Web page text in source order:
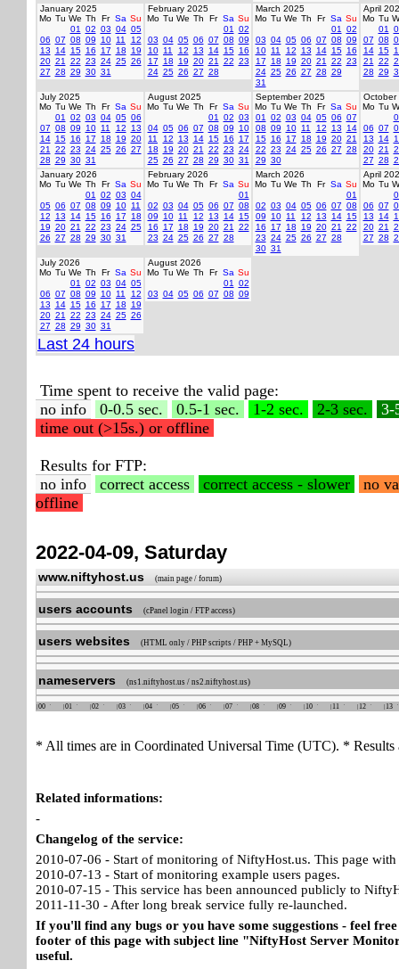
January 2025
Mo Tu We Th Fr Sa Su
01
02 03 04 05
06 07 08 09 10 11
12
13
14 15 16 17 18
19
20 21 22 23 24 25 26
27 28 29 30 31
February 2025
Mo Tu We Th Fr Sa Su
01
02
03 04 05 06 07 08 09
10 11 12 13 14 15 16
17
18 19 20 21 22 23
24 25 26 27 28
March 2025
Mo Tu We Th Fr Sa Su
01
02
03 04 05 06 07 08 09
10 11 12 13 14 15 16
17
18 19 20 21 22 23
24 25 26 27 28 29
31
April
Mo Tu
01
07 08
14 15
21
22
28 29
July 2025
Mo Tu We Th Fr Sa Su
01
02 03 04 05 06
07 08 09 10 11 12
13
14 15 16 17 18 19 20
21
22 23 24 25 26 27
28 29 30 31
August 2025
Mo Tu We Th Fr Sa Su
01
02 03
04 05 06 07 08 09
10
11
12 13 14 15 16
17
18
19 20 21 22 23 24
25 26 27 28 29 30 31
September 2025
Mo Tu We Th Fr Sa Su
01
02 03 04 05 06 07
08 09 10 11 12 13
14
15 16 17 18 19 20 21
22 23 24 25 26 27 28
29 30
October
Mo Tu
06 07
13
14
20 21
27 28
January 2026
Mo Tu We Th Fr Sa Su
01
02 03 04
05 06 07 08 09 10 11
12
13 14 15 16 17
18
19 20 21 22 23 24 25
26 27 28 29 30 31
February 2026
Mo Tu We Th Fr Sa Su
01
02 03 04 05 06 07 08
09
10 11 12 13 14 15
16
17 18 19 20 21
22
23 24 25 26 27 28
March 2026
Mo Tu We Th Fr Sa Su
01
02 03 04 05 06 07 08
09
10 11 12 13 14 15
16
17 18 19 20 21
22
23 24 25 26 27 28
30 31
April
Mo Tu
06 07
13
14
20 21
27 28
July 2026
Mo Tu We Th Fr Sa Su
01
02 03 04 05
06 07 08 09 10 11
12
13
14 15 16 17 18
19
20 21 22 23 24 25 26
27 28 29 30 31
August 2026
Mo Tu We Th Fr Sa Su
01
02
03 04 05 06 07 08 09
Last 24 hours
Time spent to receive the valid page:
no info
0-0.5 sec. 0.5-1 sec. 1-2 sec. 2-3 sec.
3-
time out (>15s.) or offline
Results for FTP:
no info
correct access correct access - slower
no
offline
2022-04-09, Saturday
www.niftyhost.us (main page / forum)
users accounts (cPanel login / FTP access)
users websites (HTML only / PHP scripts / PHP + MySQL)
nameservers (ns1.niftyhost.us / ns2.niftyhost.us)
00 01 02 03 04 05 06 07 08 09 10 11 12 13
* All times are in Coordinated Universal Time (UTC). * Results
Related informations:
-
Changelog of the service:
2010-07-06 - Start of monitoring of NiftyHost.us. This page
2010-07-13 - Start of monitoring example users pages.
2010-07-15 - This service has been announced publicly to
2011-11-30 - After long break service fully re-launched.
If you'll find any bugs or you have some suggestions - feel
footer of this page with subject line "NiftyHost Server
useful.